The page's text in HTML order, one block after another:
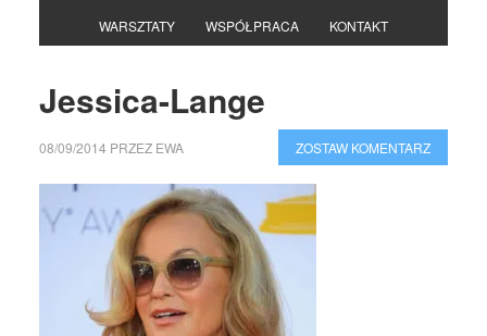
WARSZTATY WSPÓŁPRACA KONTAKT
Jessica-Lange
08/09/2014 PRZEZ EWA ZOSTAW KOMENTARZ